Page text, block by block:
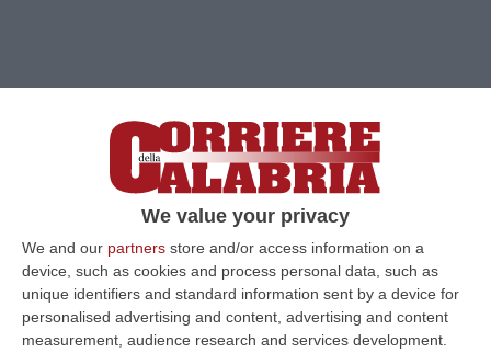
We value your privacy
We and our partners store and/or access information on a
device, such as cookies and process personal data, such as
unique identifiers and standard information sent by a device for
personalised advertising and content, advertising and content
measurement, audience research and services development.
Clicca e segui “Corriere della Calabria” su Google News
LAMEZIA TERMEIlporto di Gioia Tauroe la
sua baricentricità nel contesto del